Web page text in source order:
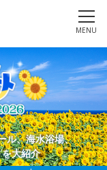
MENU
ル、海水浴場、
大紹介